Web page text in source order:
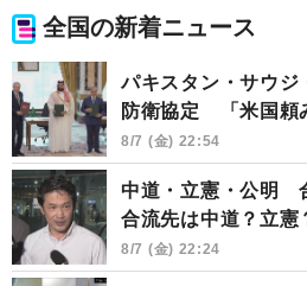
全国の新着ニュース
パキスタン・サウジ
防衛協定 「米国頼
8/7 (金) 22:54
中道・立憲・公明
合流先は中道？立憲
8/7 (金) 22:24